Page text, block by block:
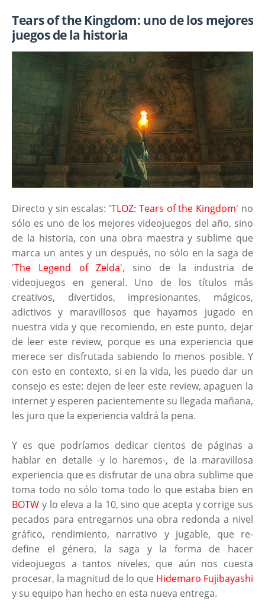
Tears of the Kingdom: uno de los mejores
juegos de la historia
Directo y sin escalas: 'TLOZ: Tears of the Kingdom' no
sólo es uno de los mejores videojuegos del año, sino
de la historia, con una obra maestra y sublime que
marca un antes y un después, no sólo en la saga de
'The Legend of Zelda', sino de la industria de
videojuegos en general. Uno de los títulos más
creativos, divertidos, impresionantes, mágicos,
adictivos y maravillosos que hayamos jugado en
nuestra vida y que recomiendo, en este punto, dejar
de leer este review, porque es una experiencia que
merece ser disfrutada sabiendo lo menos posible. Y
con esto en contexto, si en la vida, les puedo dar un
consejo es este: dejen de leer este review, apaguen la
internet y esperen pacientemente su llegada mañana,
les juro que la experiencia valdrá la pena.
Y es que podríamos dedicar cientos de páginas a
hablar en detalle -y lo haremos-, de la maravillosa
experiencia que es disfrutar de una obra sublime que
toma todo no sólo toma todo lo que estaba bien en
BOTW y lo eleva a la 10, sino que acepta y corrige sus
pecados para entregarnos una obra redonda a nivel
gráfico, rendimiento, narrativo y jugable, que re-
define el género, la saga y la forma de hacer
videojuegos a tantos niveles, que aún nos cuesta
procesar, la magnitud de lo que Hidemaro Fujibayashi
y su equipo han hecho en esta nueva entrega.